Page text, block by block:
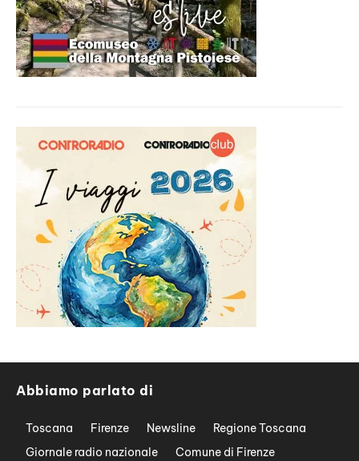
Abbiamo parlato di
Toscana Firenze Newsline
Regione Toscana
Giornale radio nazionale
Comune di Firenze